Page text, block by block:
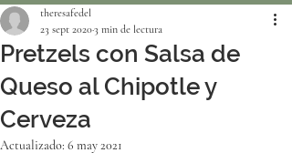
Pretzels con Salsa de
Queso al Chipotle y
Cerveza
theresafedel
23 sept 20203 min de lectura
Actualizado: 6 may 2021